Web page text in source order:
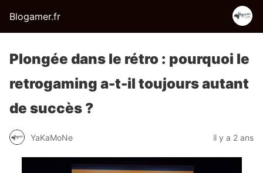
Blogamer.fr
Plongée dans le rétro : pourquoi le
retrogaming a-t-il toujours autant
de succès ?
YaKaMoNe il y a 2 ans